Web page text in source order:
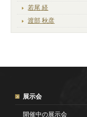
若尾 経
渡部 秋彦
展示会
開催中の展示会